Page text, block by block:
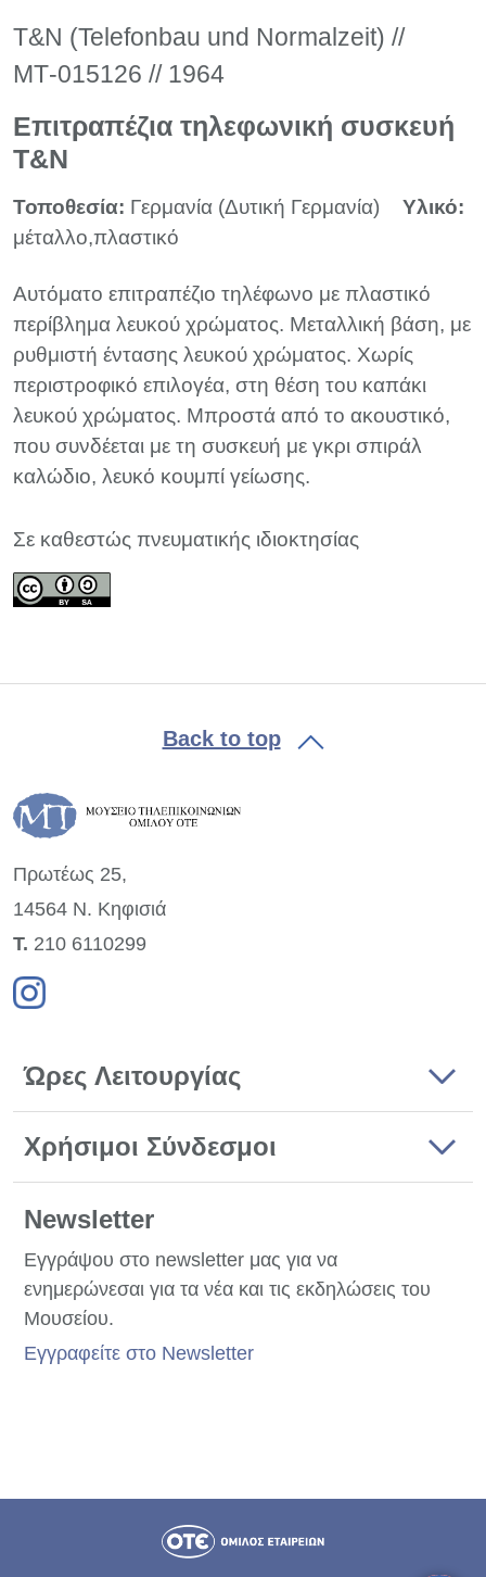
T&N (Telefonbau und Normalzeit) //
ΜΤ-015126 // 1964
Επιτραπέζια τηλεφωνική συσκευή
T&N
Τοποθεσία: Γερμανία (Δυτική Γερμανία)
Υλικό:
μέταλλο,πλαστικό
Αυτόματο επιτραπέζιο τηλέφωνο με πλαστικό
περίβλημα λευκού χρώματος. Μεταλλική βάση, με
ρυθμιστή έντασης λευκού χρώματος. Χωρίς
περιστροφικό επιλογέα, στη θέση του καπάκι
λευκού χρώματος. Μπροστά από το ακουστικό,
που συνδέεται με τη συσκευή με γκρι σπιράλ
καλώδιο, λευκό κουμπί γείωσης.
Σε καθεστώς πνευματικής ιδιοκτησίας
Back to top
Πρωτέως 25,
14564 Ν. Κηφισιά
Τ. 210 6110299
Ώρες Λειτουργίας
Χρήσιμοι Σύνδεσμοι
Newsletter
Εγγράψου στο newsletter μας για να
ενημερώνεσαι για τα νέα και τις εκδηλώσεις του
Μουσείου.
Εγγραφείτε στο Newsletter